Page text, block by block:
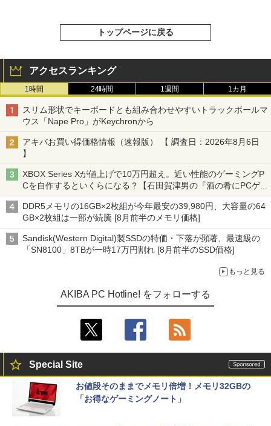
トップページに戻る
アクセスランキング
1時間 24時間 1週間 1カ月
スリム形状でキーボードとも組み合わせやすいトラックボールマ
ウス「Nape Pro」がKeychronから
アキバお買い得価格情報（速報版） 【 調査日：2026年8月6日
】
XBOX Series Xが値上げで10万円超え。近い性能のゲーミングP
Cを自作するといくらになる？【石田賀津男の『酒の肴にPCゲ
ーム』】
DDR5メモリの16GB×2枚組が今年最安の39,980円、大容量の64
GB×2枚組は一部が続騰 [8月前半のメモリ価格]
Sandisk(Western Digital)製SSDの特価・下落が顕著、最速級の
「SN8100」8TBが一時17万円割れ [8月前半のSSD価格]
もっと見る
AKIBA PC Hotline! をフォローする
Special Site
お値段そのままでメモリ倍増！メモリ32GBの
「お得なゲーミングノート」